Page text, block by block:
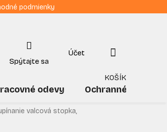
podmienky
NÁKUPNÝ
KOŠÍK
odevy Ochranné
valcová stopka,